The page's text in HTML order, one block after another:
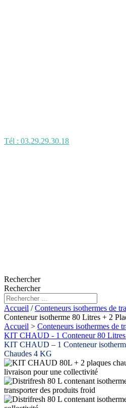
Tél : 03.29.29.30.18
Rechercher
Rechercher
Accueil /Conteneurs isothermes de
Conteneur isotherme 80 Litres + 2
Accueil > Conteneurs isothermes de
KIT CHAUD - 1 Conteneur 80 Litres
KIT CHAUD – 1 Conteneur
Chaudes 4 KG